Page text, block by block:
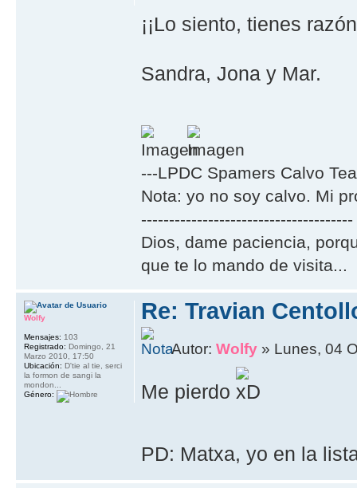
¡¡Lo siento, tienes
Sandra, Jona y Mar.
---LPDC Spamers Calvo
Nota: yo no soy calvo. Mi
--------------------------------------
Dios, dame paciencia,
que te lo mando de visita...
Re: Travian
Autor:Wolfy » Lunes, 04
Me pierdo
PD: Matxa, yo en la
Wolfy
Mensajes: 103
Registrado: Domingo, 21
Marzo 2010, 17:50
Ubicación: D'tie al tie, serci
la formon de sangi la
mondon...
Género: